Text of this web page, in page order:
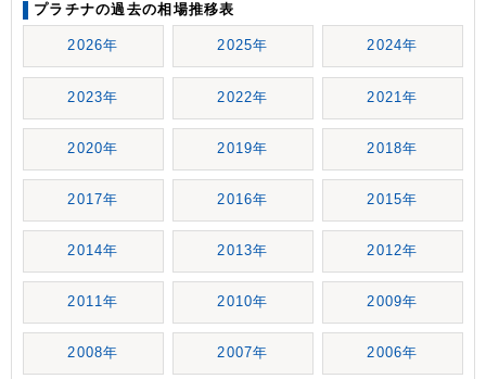
プラチナの過去の相場推移表
2026年 2025年 2024年
2023年 2022年 2021年
2020年 2019年 2018年
2017年 2016年 2015年
2014年 2013年 2012年
2011年 2010年 2009年
2008年 2007年 2006年